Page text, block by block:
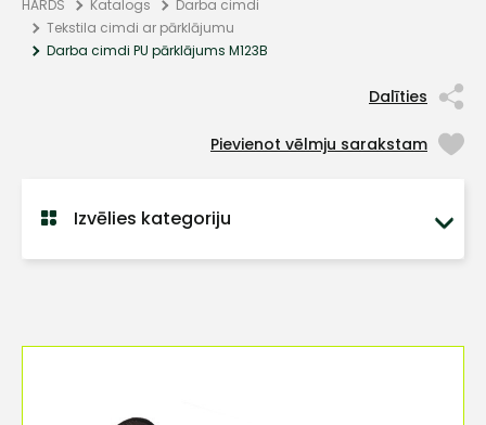
HARDS Katalogs
Darba cimdi
Tekstila cimdi ar pārklājumu
Darba cimdi PU pārklājums M123B
Dalīties
Pievienot vēlmju sarakstam
Izvēlies kategoriju